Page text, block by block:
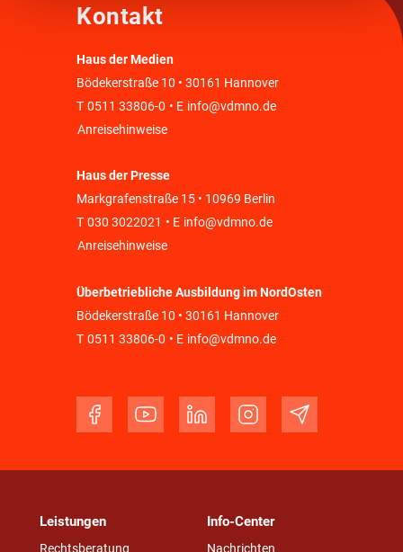
Kontakt
Haus der Medien
Bödekerstraße 10 • 30161 Hannover
T 0511 33806-0 • E info@vdmno.de
Anreisehinweise
Haus der Presse
Markgrafenstraße 15 • 10969 Berlin
T 030 3022021 • E info@vdmno.de
Anreisehinweise
Überbetriebliche Ausbildung im NordOsten
Bödekerstraße 10 • 30161 Hannover
T 0511 33806-0 • E info@vdmno.de
Leistungen
Rechtsberatung
Info-Center
Nachrichten